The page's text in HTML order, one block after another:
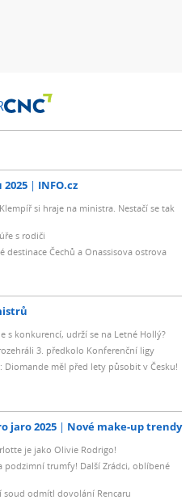
INFO.cz
si hraje na ministra. Nestačí se tak
s rodiči
Čechů a Onassisova ostrova
s konkurencí, udrží se na Letné Hollý?
3. předkolo Konferenční ligy
měl před lety působit v Česku!
jaro 2025 Nové make-up trendy
je jako Olivie Rodrigo!
podzimní trumfy! Další Zrádci, oblíbené
soud odmítl dovolání Rencaru